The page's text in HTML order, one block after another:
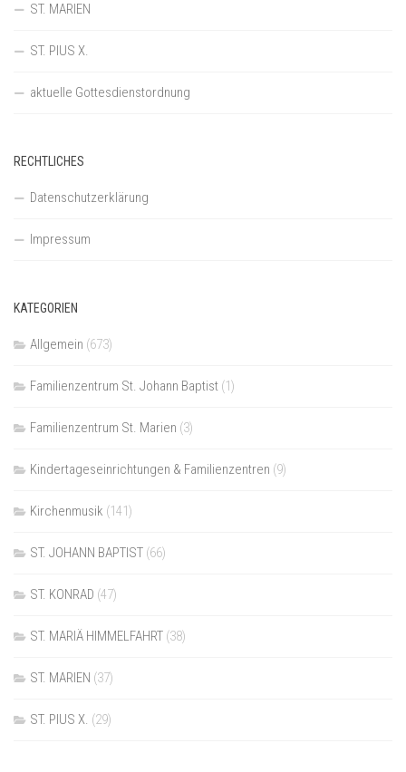
ST. MARIEN
ST. PIUS X.
aktuelle Gottesdienstordnung
RECHTLICHES
Datenschutzerklärung
Impressum
KATEGORIEN
Allgemein (673)
Familienzentrum St. Johann Baptist (1)
Familienzentrum St. Marien (3)
Kindertageseinrichtungen & Familienzentren (9)
Kirchenmusik (141)
ST. JOHANN BAPTIST (66)
ST. KONRAD (47)
ST. MARIÄ HIMMELFAHRT (38)
ST. MARIEN (37)
ST. PIUS X. (29)